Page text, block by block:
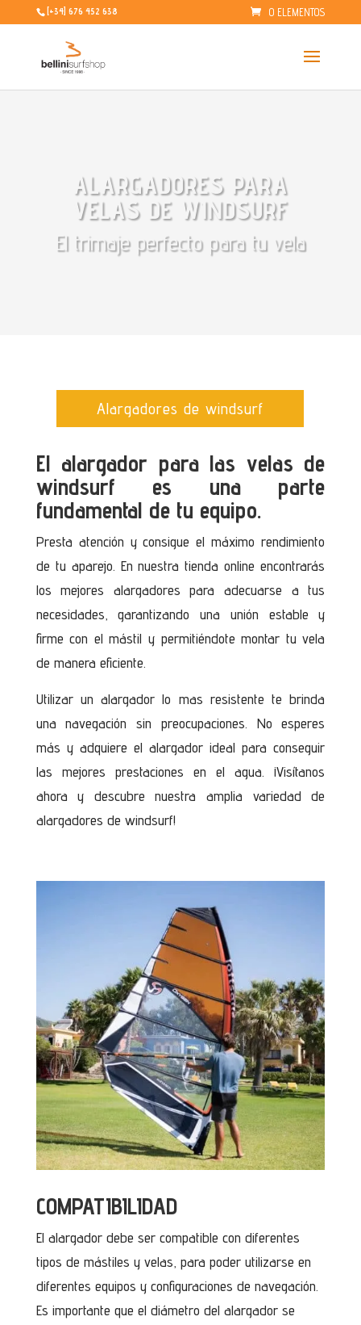
[+34] 676 452 638 0 ELEMENTOS
ALARGADORES PARA
VELAS DE WINDSURF
El trimaje perfecto para tu vela
Alargadores de windsurf
El alargador para las velas de
windsurf es una parte
fundamental de tu equipo.
Presta atención y consigue el máximo rendimiento
de tu aparejo. En nuestra tienda online encontrarás
los mejores alargadores para adecuarse a tus
necesidades, garantizando una unión estable y
firme con el mástil y permitiéndote montar tu vela
de manera eficiente.
Utilizar un alargador lo mas resistente te brinda
una navegación sin preocupaciones. No esperes
más y adquiere el alargador ideal para conseguir
las mejores prestaciones en el agua. ¡Visítanos
ahora y descubre nuestra amplia variedad de
alargadores de windsurf!
COMPATIBILIDAD
El alargador debe ser compatible con diferentes
tipos de mástiles y velas, para poder utilizarse en
diferentes equipos y configuraciones de navegación.
Es importante que el diámetro del alargador se